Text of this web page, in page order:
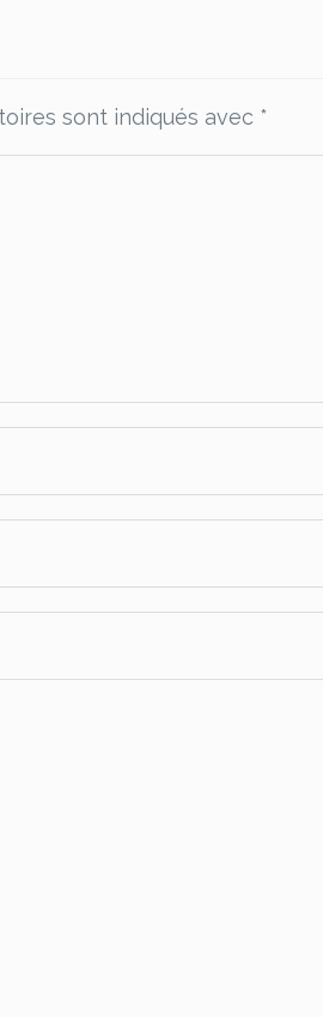
sont indiqués avec *